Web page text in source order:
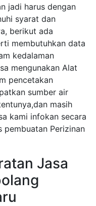
jadi harus dengan
syarat dan
berikut ada
membutuhkan data
kedalaman
mengunakan Alat
pencetakan
sumber air
masih
kami infokan secara
pembuatan Perizinan
Jasa